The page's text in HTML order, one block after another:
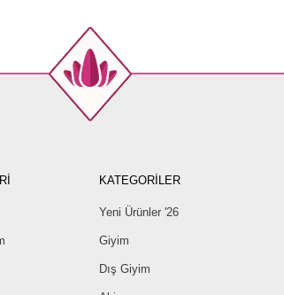
KATEGORİLER
Yeni Ürünler '26
Giyim
Dış Giyim